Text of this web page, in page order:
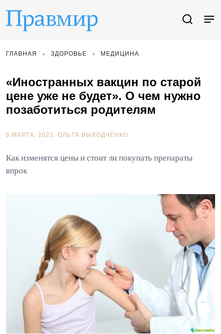
ГЛАВНАЯ ЗДОРОВЬЕ МЕДИЦИНА
«Иностранных вакцин по старой
цене уже не будет». О чем нужно
позаботиться родителям
6 МАРТА, 2022. ОЛЬГА ВЫХОДЧЕНКО
Как изменятся цены и стоит ли покупать препараты
впрок